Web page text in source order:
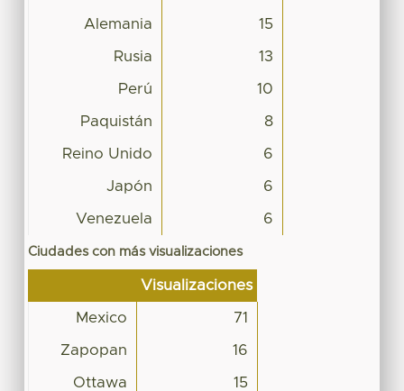
Alemania 15
Rusia 13
Perú 10
Paquistán 8
Reino Unido 6
Japón 6
Venezuela 6
Ciudades con más visualizaciones
Visualizaciones
Mexico 71
Zapopan 16
Ottawa 15